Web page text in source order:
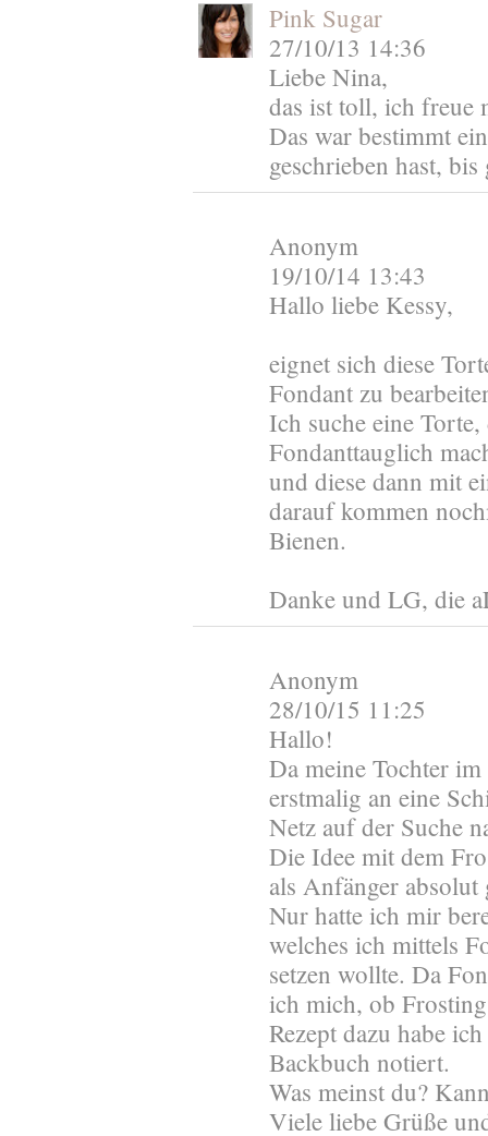
Pink Sugar
27/10/13 14:36
Liebe Nina,
das ist toll, ich freue
Das war bestimmt
geschrieben hast,
Anonym
19/10/14 13:43
Hallo liebe Kessy,
eignet sich diese
Fondant zu
Ich suche eine
Fondanttauglich
und diese dann mit
darauf kommen
Bienen.
Danke und LG, die
Anonym
28/10/15 11:25
Hallo!
Da meine Tochter
erstmalig an eine
Netz auf der Suche
Die Idee mit dem
als Anfänger absolut
Nur hatte ich mir
welches ich mittels
setzen wollte. Da
ich mich, ob
Rezept dazu habe
Backbuch notiert.
Was meinst du?
Viele liebe Grüße